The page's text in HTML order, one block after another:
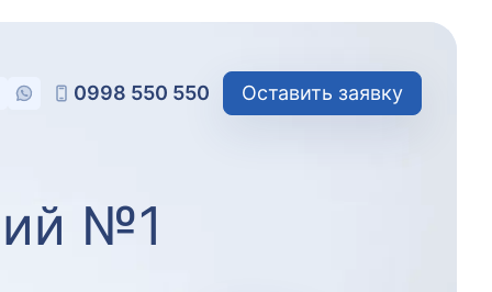
0998 550 550 Оставить заявку
№1